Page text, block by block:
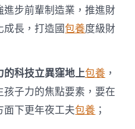
進步前輩制造業，推進財
成長，打造國包養度級財
的科技立異窪地上包養 ，
子力的焦點要素，要在
面下更年夜工夫包養 ；